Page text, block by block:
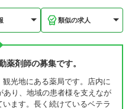
類似の求人
薬剤師の募集です。
光地にある薬局です。店内に
あり、地域の患者様を支えなが
ます。長く続けているベテラ